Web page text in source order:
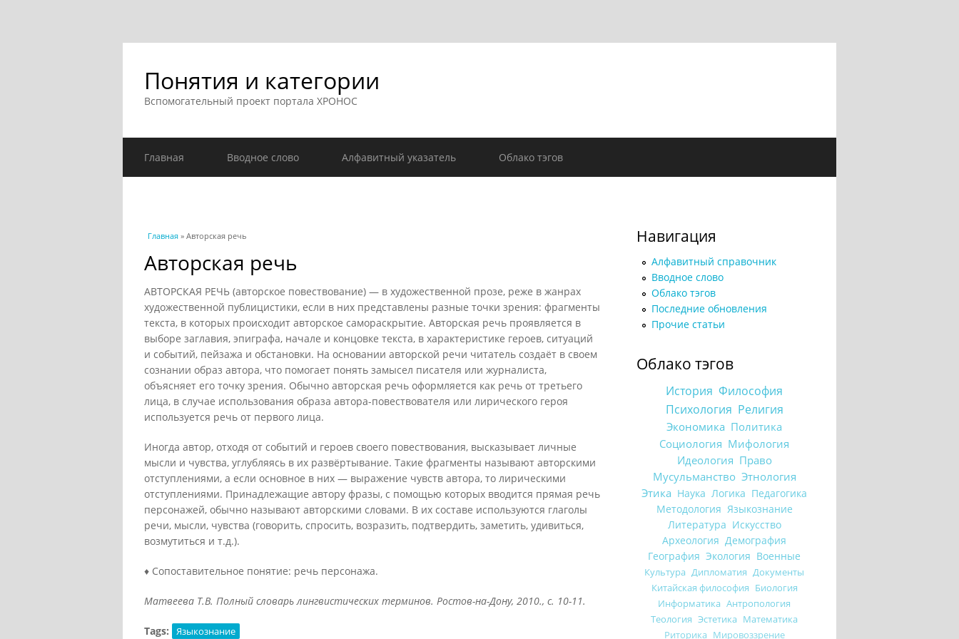
Понятия и категории
Вспомогательный проект портала ХРОНОС
Главная Вводное слово Алфавитный указатель Облако тэгов
Вы здесь
Главная » Авторская речь
Авторская речь
АВТОРСКАЯ РЕЧЬ (авторское повествование) — в художественной прозе, реже в жанрах
художественной публицистики, если в них представлены разные точки зрения: фрагменты
текста, в которых происходит авторское самораскрытие. Авторская речь проявляется в
выборе заглавия, эпиграфа, начале и концовке текста, в характеристике героев, ситуаций
и событий, пейзажа и обстановки. На основании авторской речи читатель создаёт в своем
сознании образ автора, что помогает понять замысел писателя или журналиста,
объясняет его точку зрения. Обычно авторская речь оформляется как речь от третьего
лица, в случае использования образа автора-повествователя или лирического героя
используется речь от первого лица.
Иногда автор, отходя от событий и героев своего повествования, высказывает личные
мысли и чувства, углубляясь в их развёртывание. Такие фрагменты называют авторскими
отступлениями, а если основное в них — выражение чувств автора, то лирическими
отступлениями. Принадлежащие автору фразы, с помощью которых вводится прямая речь
персонажей, обычно называют авторскими словами. В их составе используются глаголы
речи, мысли, чувства (говорить, спросить, возразить, подтвердить, заметить, удивиться,
возмутиться и т.д.).
♦ Сопоставительное понятие: речь персонажа.
Матвеева Т.В. Полный словарь лингвистических терминов. Ростов-на-Дону, 2010., с. 10-11.
Tags: Языкознание
Навигация
Алфавитный справочник
Вводное слово
Облако тэгов
Последние обновления
Прочие статьи
Облако тэгов
История Философия
Психология Религия
Экономика Политика
Социология Мифология
Идеология Право
Мусульманство Этнология
Этика Наука Логика Педагогика
Методология Языкознание
Литература Искусство
Археология Демография
География Экология Военные
Культура Дипломатия Документы
Китайская философия Биология
Информатика Антропология
Теология Эстетика Математика
Риторика Мировоззрение